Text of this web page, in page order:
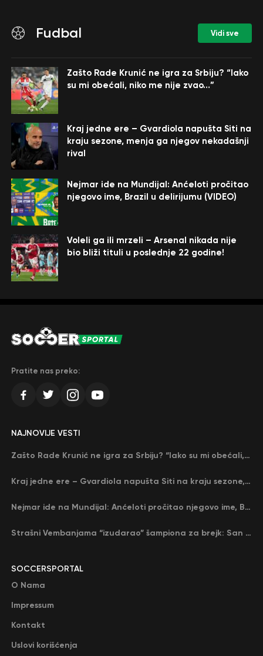
Fudbal Vidi sve
Zašto Rade Krunić ne igra za Srbiju? “Iako
su mi obećali, niko me nije zvao…”
Kraj jedne ere – Gvardiola napušta Siti na
kraju sezone, menja ga njegov nekadašnji
rival
Nejmar ide na Mundijal: Anćeloti pročitao
njegovo ime, Brazil u delirijumu (VIDEO)
Voleli ga ili mrzeli – Arsenal nikada nije
bio bliži tituli u poslednje 22 godine!
Pratite nas preko:
SOCCERSPORTAL
O Nama
Impressum
Kontakt
Uslovi korišćenja
NAJNOVIJE VESTI
Zašto Rade Krunić ne igra za Srbiju? “Iako su mi obećali, niko me nije zvao…”
Kraj jedne ere – Gvardiola napušta Siti na kraju sezone, menja ga njegov nekadašnji rival
Nejmar ide na Mundijal: Anćeloti pročitao njegovo ime, Brazil u delirijumu (VIDEO)
Strašni Vembanjama “izudarao” šampiona za brejk: San Antonio poveo protiv Oklahome